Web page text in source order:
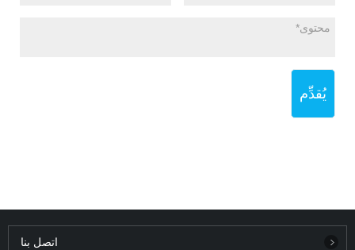
يُقدِّم
اتصل بنا